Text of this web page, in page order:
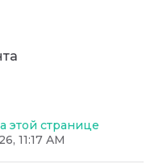
этой странице
11:17 AM